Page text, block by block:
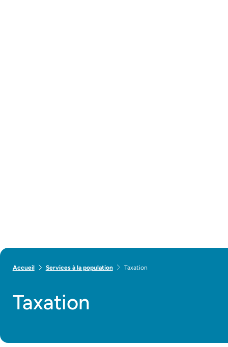
Accueil Services à la population Taxation
Taxation